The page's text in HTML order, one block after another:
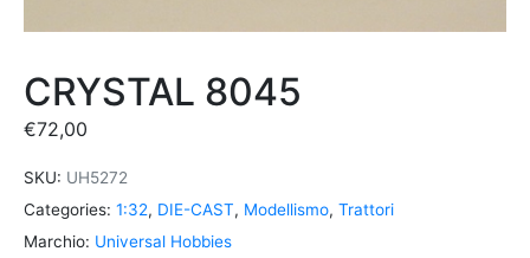
CRYSTAL 8045
€72,00
SKU: UH5272
Categories: 1:32, DIE-CAST, Modellismo, Trattori
Marchio: Universal Hobbies